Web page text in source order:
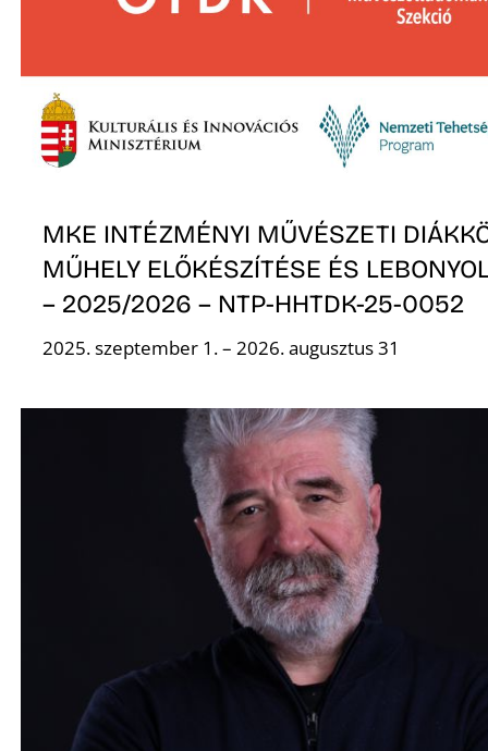
MKE INTÉZMÉNYI MŰVÉSZETI
MŰHELY ELŐKÉSZÍTÉSE ÉS
– 2025/2026 – NTP-HHTDK-25-0052
2025. szeptember 1. – 2026. augusztus 31